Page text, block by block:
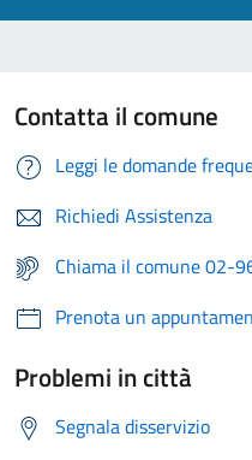
Contatta il comune
Leggi le domande
Richiedi Assistenza
Chiama il comune 02-
Prenota un
Problemi in città
Segnala disservizio